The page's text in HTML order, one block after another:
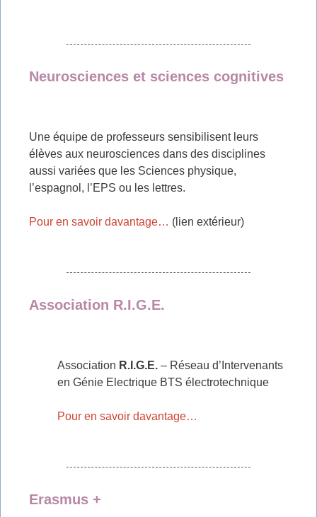
Neurosciences et sciences cognitives
Une équipe de professeurs sensibilisent leurs
élèves aux neurosciences dans des disciplines
aussi variées que les Sciences physique,
l’espagnol, l’EPS ou les lettres.
Pour en savoir davantage… (lien extérieur)
Association R.I.G.E.
Association R.I.G.E. – Réseau d’Intervenants
en Génie Electrique BTS électrotechnique
Pour en savoir davantage…
Erasmus +